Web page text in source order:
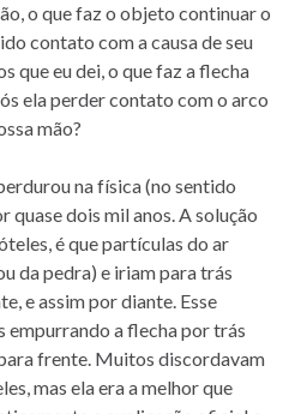
o que faz o objeto continuar o
contato com a causa de seu
que eu dei, o que faz a flecha
ela perder contato com o arco
mão?
na física (no sentido
dois mil anos. A solução
é que partículas do ar
da pedra) e iriam para trás
e assim por diante. Esse
a flecha por trás
frente. Muitos discordavam
mas ela era a melhor que